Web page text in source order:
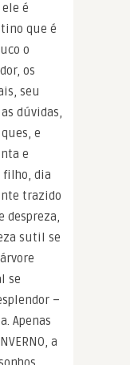
é
que é
o
os
seu
dúvidas,
e
e
dia
trazido
despreza,
sutil se
se
–
Apenas
a